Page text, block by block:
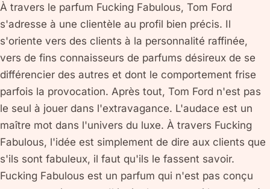
À travers le parfum Fucking Fabulous, Tom Ford
s'adresse à une clientèle au profil bien précis. Il
s'oriente vers des clients à la personnalité raffinée,
vers de fins connaisseurs de parfums désireux de se
différencier des autres et dont le comportement frise
parfois la provocation. Après tout, Tom Ford n'est pas
le seul à jouer dans l'extravagance. L'audace est un
maître mot dans l'univers du luxe. À travers Fucking
Fabulous, l'idée est simplement de dire aux clients que
s'ils sont fabuleux, il faut qu'ils le fassent savoir.
Fucking Fabulous est un parfum qui n'est pas conçu